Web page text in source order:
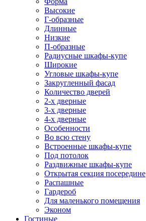
Высокие
Г-образные
Длинные
Низкие
П-образные
Радиусные шкафы-купе
Широкие
Угловые шкафы-купе
Закругленный фасад
Количество дверей
2-х дверные
3-х дверные
4-х дверные
Особенности
Во всю стену
Встроенные шкафы-купе
Под потолок
Раздвижные шкафы-купе
Открытая секция посередине
Распашные
Гардероб
Для маленького помещения
Эконом
Гостиные